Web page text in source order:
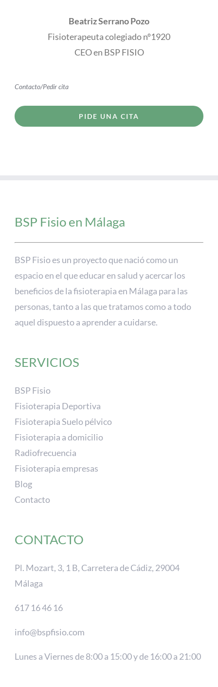
Beatriz Serrano Pozo
Fisioterapeuta colegiado nº1920
CEO en BSP FISIO
Contacto/Pedir cita
PIDE UNA CITA
BSP Fisio en Málaga
BSP Fisio es un proyecto que nació como un
espacio en el que educar en salud y acercar los
beneficios de la fisioterapia en Málaga para las
personas, tanto a las que tratamos como a todo
aquel dispuesto a aprender a cuidarse.
SERVICIOS
BSP Fisio
Fisioterapia Deportiva
Fisioterapia Suelo pélvico
Fisioterapia a domicilio
Radiofrecuencia
Fisioterapia empresas
Blog
Contacto
CONTACTO
Pl. Mozart, 3, 1 B, Carretera de Cádiz, 29004
Málaga
617 16 46 16
info@bspfisio.com
Lunes a Viernes de 8:00 a 15:00 y de 16:00 a 21:00